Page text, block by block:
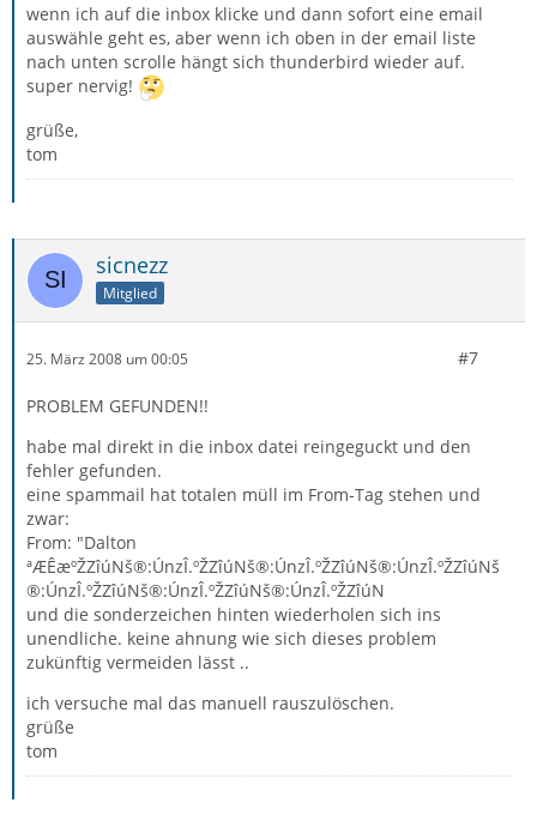
wenn ich auf die inbox klicke und dann sofort eine email
auswähle geht es, aber wenn ich oben in der email liste
nach unten scrolle hängt sich thunderbird wieder auf.
super nervig!
grüße,
tom
sicnezz
Mitglied
25. März 2008 um 00:05 #7
PROBLEM GEFUNDEN!!
habe mal direkt in die inbox datei reingeguckt und den
fehler gefunden.
eine spammail hat totalen müll im From-Tag stehen und
zwar:
From: "Dalton
ªÆÊæºŽZîúNš®:ÚnzÎ.ºŽZîúNš®:ÚnzÎ.ºŽZîúNš®:ÚnzÎ.ºŽZîúNš
®:ÚnzÎ.ºŽZîúNš®:ÚnzÎ.ºŽZîúNš®:ÚnzÎ.ºŽZîúN
und die sonderzeichen hinten wiederholen sich ins
unendliche. keine ahnung wie sich dieses problem
zukünftig vermeiden lässt ..
ich versuche mal das manuell rauszulöschen.
grüße
tom